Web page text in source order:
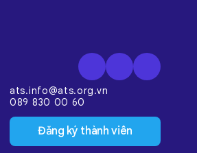
ats.info@ats.org.vn
089 830 00 60
Đăng ký thành viên